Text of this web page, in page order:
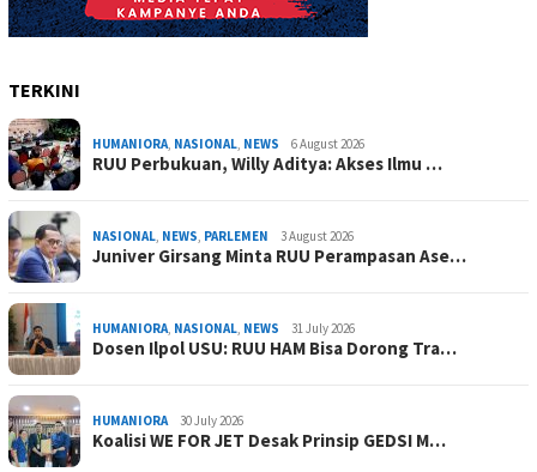
TERKINI
HUMANIORA, NASIONAL, NEWS 6 August 2026
RUU Perbukuan, Willy Aditya: Akses Ilmu …
NASIONAL, NEWS, PARLEMEN 3 August 2026
Juniver Girsang Minta RUU Perampasan Ase…
HUMANIORA, NASIONAL, NEWS 31 July 2026
Dosen Ilpol USU: RUU HAM Bisa Dorong Tra…
HUMANIORA 30 July 2026
Koalisi WE FOR JET Desak Prinsip GEDSI M…